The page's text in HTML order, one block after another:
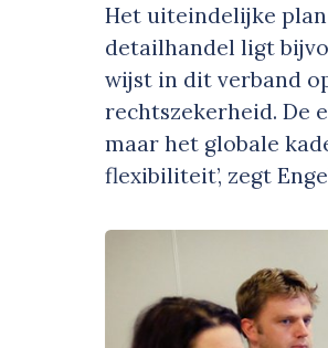
Het uiteindelijke
detailhandel ligt
wijst in dit verband
rechtszekerheid. De
maar het globale
flexibiliteit’, zegt